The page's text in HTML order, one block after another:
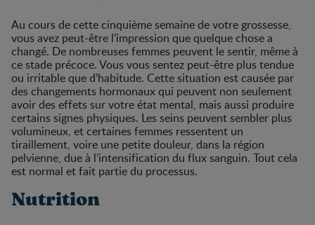
Au cours de cette cinquième semaine de votre grossesse,
vous avez peut-être l’impression que quelque chose a
changé. De nombreuses femmes peuvent le sentir, même à
ce stade précoce. Vous vous sentez peut-être plus tendue
ou irritable que d’habitude. Cette situation est causée par
des changements hormonaux qui peuvent non seulement
avoir des effets sur votre état mental, mais aussi produire
certains signes physiques. Les seins peuvent sembler plus
volumineux, et certaines femmes ressentent un
tiraillement, voire une petite douleur, dans la région
pelvienne, due à l’intensification du flux sanguin. Tout cela
est normal et fait partie du processus.
Nutrition